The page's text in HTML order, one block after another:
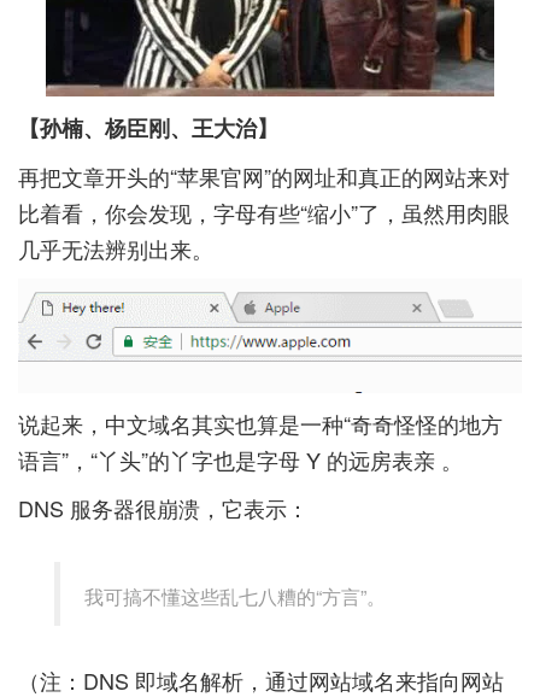
【孙楠、杨臣刚、王大治】
再把文章开头的“苹果官网”的网址和真正的网站来对
比着看，你会发现，字母有些“缩小”了，虽然用肉眼
几乎无法辨别出来。
说起来，中文域名其实也算是一种“奇奇怪怪的地方
语言”，“丫头”的丫字也是字母 Y 的远房表亲 。
DNS 服务器很崩溃，它表示：
我可搞不懂这些乱七八糟的“方言”。
（注：DNS 即域名解析，通过网站域名来指向网站